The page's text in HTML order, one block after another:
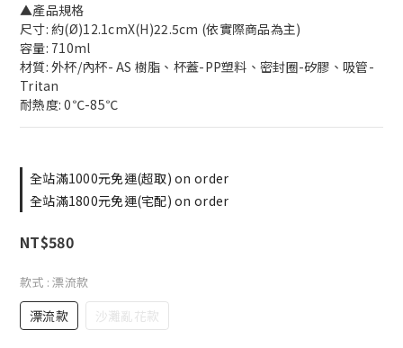
▲產品規格
尺寸: 約(Ø)12.1cmX(H)22.5cm (依實際商品為主)
容量: 710ml
材質: 外杯/內杯- AS 樹脂、杯蓋-PP塑料、密封圈-矽膠、吸管-
Tritan
耐熱度: 0℃-85℃
全站滿1000元免運(超取) on order
全站滿1800元免運(宅配) on order
NT$580
款式 : 漂流款
漂流款 沙灘亂花款